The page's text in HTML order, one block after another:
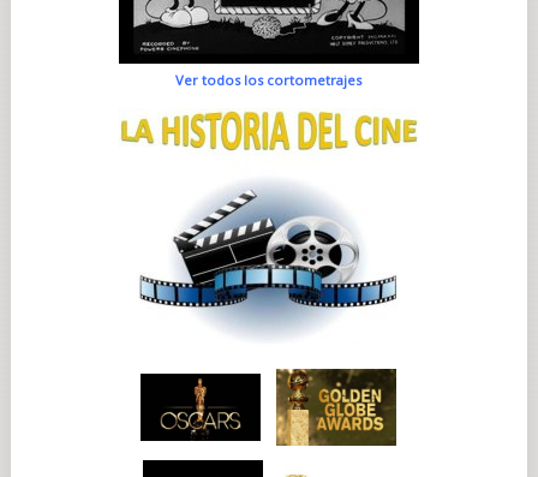
Ver todos los cortometrajes